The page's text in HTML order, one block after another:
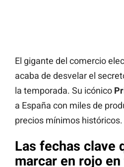
El gigante del comercio
acaba de desvelar el
la temporada. Su icónico
a España con miles de
precios mínimos históricos.
Las fechas clave
marcar en rojo